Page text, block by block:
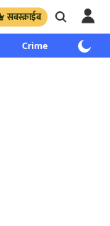
सबस्क्राईब
Crime साप्ताहिक